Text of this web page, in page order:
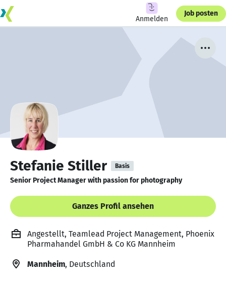
Anmelden
Job posten
Stefanie Stiller Basis
Senior Project Manager with passion for photography
Ganzes Profil ansehen
Angestellt, Teamlead Project Management, Phoenix
Pharmahandel GmbH & Co KG Mannheim
Mannheim, Deutschland